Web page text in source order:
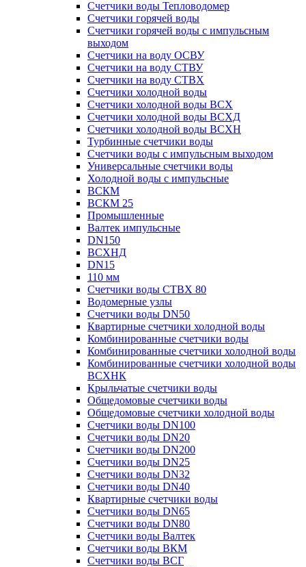
Счетчики воды Тепловодомер
Счетчики горячей воды
Счетчики горячей воды с импульсным
выходом
Счетчики на воду ОСВУ
Счетчики на воду СТВУ
Счетчики на воду СТВХ
Счетчики холодной воды
Счетчики холодной воды ВСХ
Счетчики холодной воды ВСХД
Счетчики холодной воды ВСХН
Турбинные счетчики воды
Счетчики воды с импульсным выходом
Универсальные счетчики воды
Холодной воды с импульсные
ВСКМ
ВСКМ 25
Промышленные
Валтек импульсные
DN150
ВСХНД
DN15
110 мм
Счетчики воды СТВХ 80
Водомерные узлы
Счетчики воды DN50
Квартирные счетчики холодной воды
Комбинированные счетчики воды
Комбинированные счетчики холодной воды
Комбинированные счетчики холодной воды
ВСХНК
Крыльчатые счетчики воды
Общедомовые счетчики воды
Общедомовые счетчики холодной воды
Счетчики воды DN100
Счетчики воды DN20
Счетчики воды DN200
Счетчики воды DN25
Счетчики воды DN32
Счетчики воды DN40
Квартирные счетчики воды
Счетчики воды DN65
Счетчики воды DN80
Счетчики воды Валтек
Счетчики воды ВКМ
Счетчики воды ВСГ